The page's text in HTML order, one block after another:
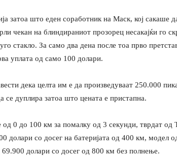
затоа што еден соработник на Маск, кој сакаше
чекан на блиндираниот прозорец несакајќи го
стакло. За само два дена после тоа прво
уплата од само 100 долари.
дека целта им е да произведуваат 250.000
се дуплира затоа што цената е пристапна.
0 до 100 км за помалку од 3 секунди, тврдат од
долари со досег на батеријата од 400 км, модел
долари со досег од 800 км без полнење.